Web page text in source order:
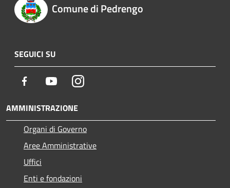
Comune di Pedrengo
SEGUICI SU
Facebook YoutubeInstagram
AMMINISTRAZIONE
Organi di Governo
Aree Amministrative
Uffici
Enti e fondazioni